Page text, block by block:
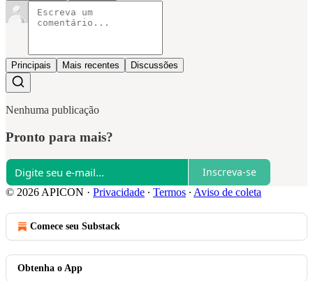
Principais Mais recentes Discussões
Nenhuma publicação
Pronto para mais?
Inscreva-se
© 2026 APICON · Privacidade ∙ Termos ∙ Aviso de coleta
Comece seu Substack
Obtenha o App